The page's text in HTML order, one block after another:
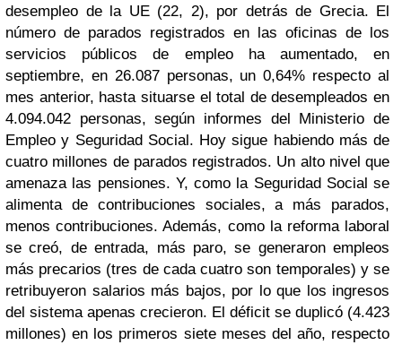
desempleo de la UE (22, 2), por detrás de Grecia. El
número de parados registrados en las oficinas de los
servicios públicos de empleo ha aumentado, en
septiembre, en 26.087 personas, un 0,64% respecto al
mes anterior, hasta situarse el total de desempleados en
4.094.042 personas, según informes del Ministerio de
Empleo y Seguridad Social. Hoy sigue habiendo más de
cuatro millones de parados registrados. Un alto nivel que
amenaza las pensiones. Y, como la Seguridad Social se
alimenta de contribuciones sociales, a más parados,
menos contribuciones. Además, como la reforma laboral
se creó, de entrada, más paro, se generaron empleos
más precarios (tres de cada cuatro son temporales) y se
retribuyeron salarios más bajos, por lo que los ingresos
del sistema apenas crecieron. El déficit se duplicó (4.423
millones) en los primeros siete meses del año, respecto